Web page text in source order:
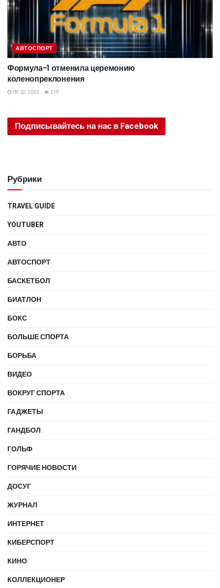
АВТОСПОРТ
Формула-1 отменила церемонию
коленопреклонения
09.02.2022 319
Подписывайтесь на нас в Facebook
Рубрики
TRAVEL GUIDE
YOUTUBER
АВТО
АВТОСПОРТ
БАСКЕТБОЛ
БИАТЛОН
БОКС
БОЛЬШЕ СПОРТА
БОРЬБА
ВИДЕО
ВОКРУГ СПОРТА
ГАДЖЕТЫ
ГАНДБОЛ
ГОЛЬФ
ГОРЯЧИЕ НОВОСТИ
ДОСУГ
ЖУРНАЛ
ИНТЕРНЕТ
КИБЕРСПОРТ
КИНО
КОЛЛЕКЦИОНЕР